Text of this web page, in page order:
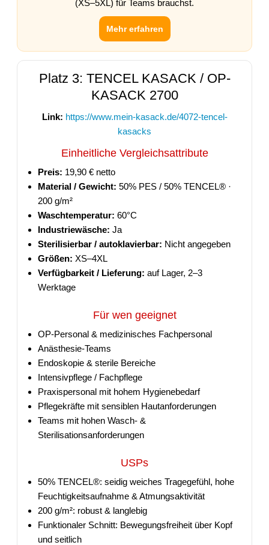
(XS–5XL) für Teams brauchst.
Mehr erfahren
Platz 3: TENCEL KASACK / OP-
KASACK 2700
Link: https://www.mein-kasack.de/4072-tencel-
kasacks
Einheitliche Vergleichsattribute
Preis: 19,90 € netto
Material / Gewicht: 50% PES / 50% TENCEL® ·
200 g/m²
Waschtemperatur: 60°C
Industriewäsche: Ja
Sterilisierbar / autoklavierbar: Nicht angegeben
Größen: XS–4XL
Verfügbarkeit / Lieferung: auf Lager, 2–3
Werktage
Für wen geeignet
OP-Personal & medizinisches Fachpersonal
Anästhesie-Teams
Endoskopie & sterile Bereiche
Intensivpflege / Fachpflege
Praxispersonal mit hohem Hygienebedarf
Pflegekräfte mit sensiblen Hautanforderungen
Teams mit hohen Wasch- &
Sterilisationsanforderungen
USPs
50% TENCEL®: seidig weiches Tragegefühl, hohe
Feuchtigkeitsaufnahme & Atmungsaktivität
200 g/m²: robust & langlebig
Funktionaler Schnitt: Bewegungsfreiheit über Kopf
und seitlich